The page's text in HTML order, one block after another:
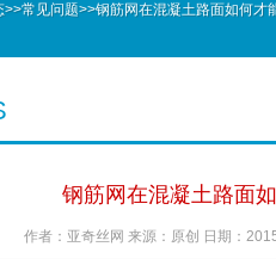
>>常见问题>>钢筋网在混凝土路面如何才
钢筋网在混凝土路面
作者：亚奇丝网 来源：原创 日期：